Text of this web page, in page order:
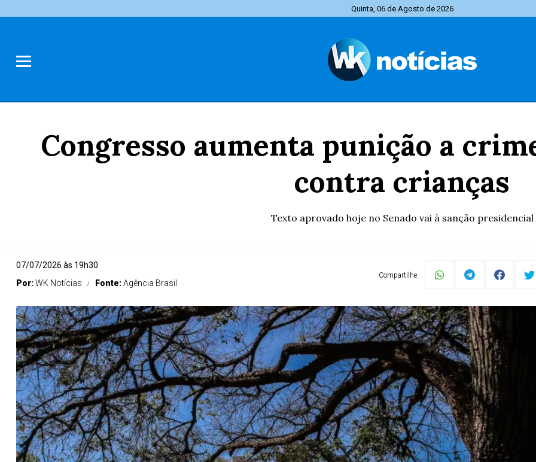
Quinta, 06 de Agosto de 2026
Congresso aumenta punição a
contra crianças
Texto aprovado hoje no Senado vai à sanção presidencial
07/07/2026 às 19h30
Por:WK Notícias Fonte:Agência Brasil
Compartilhe: